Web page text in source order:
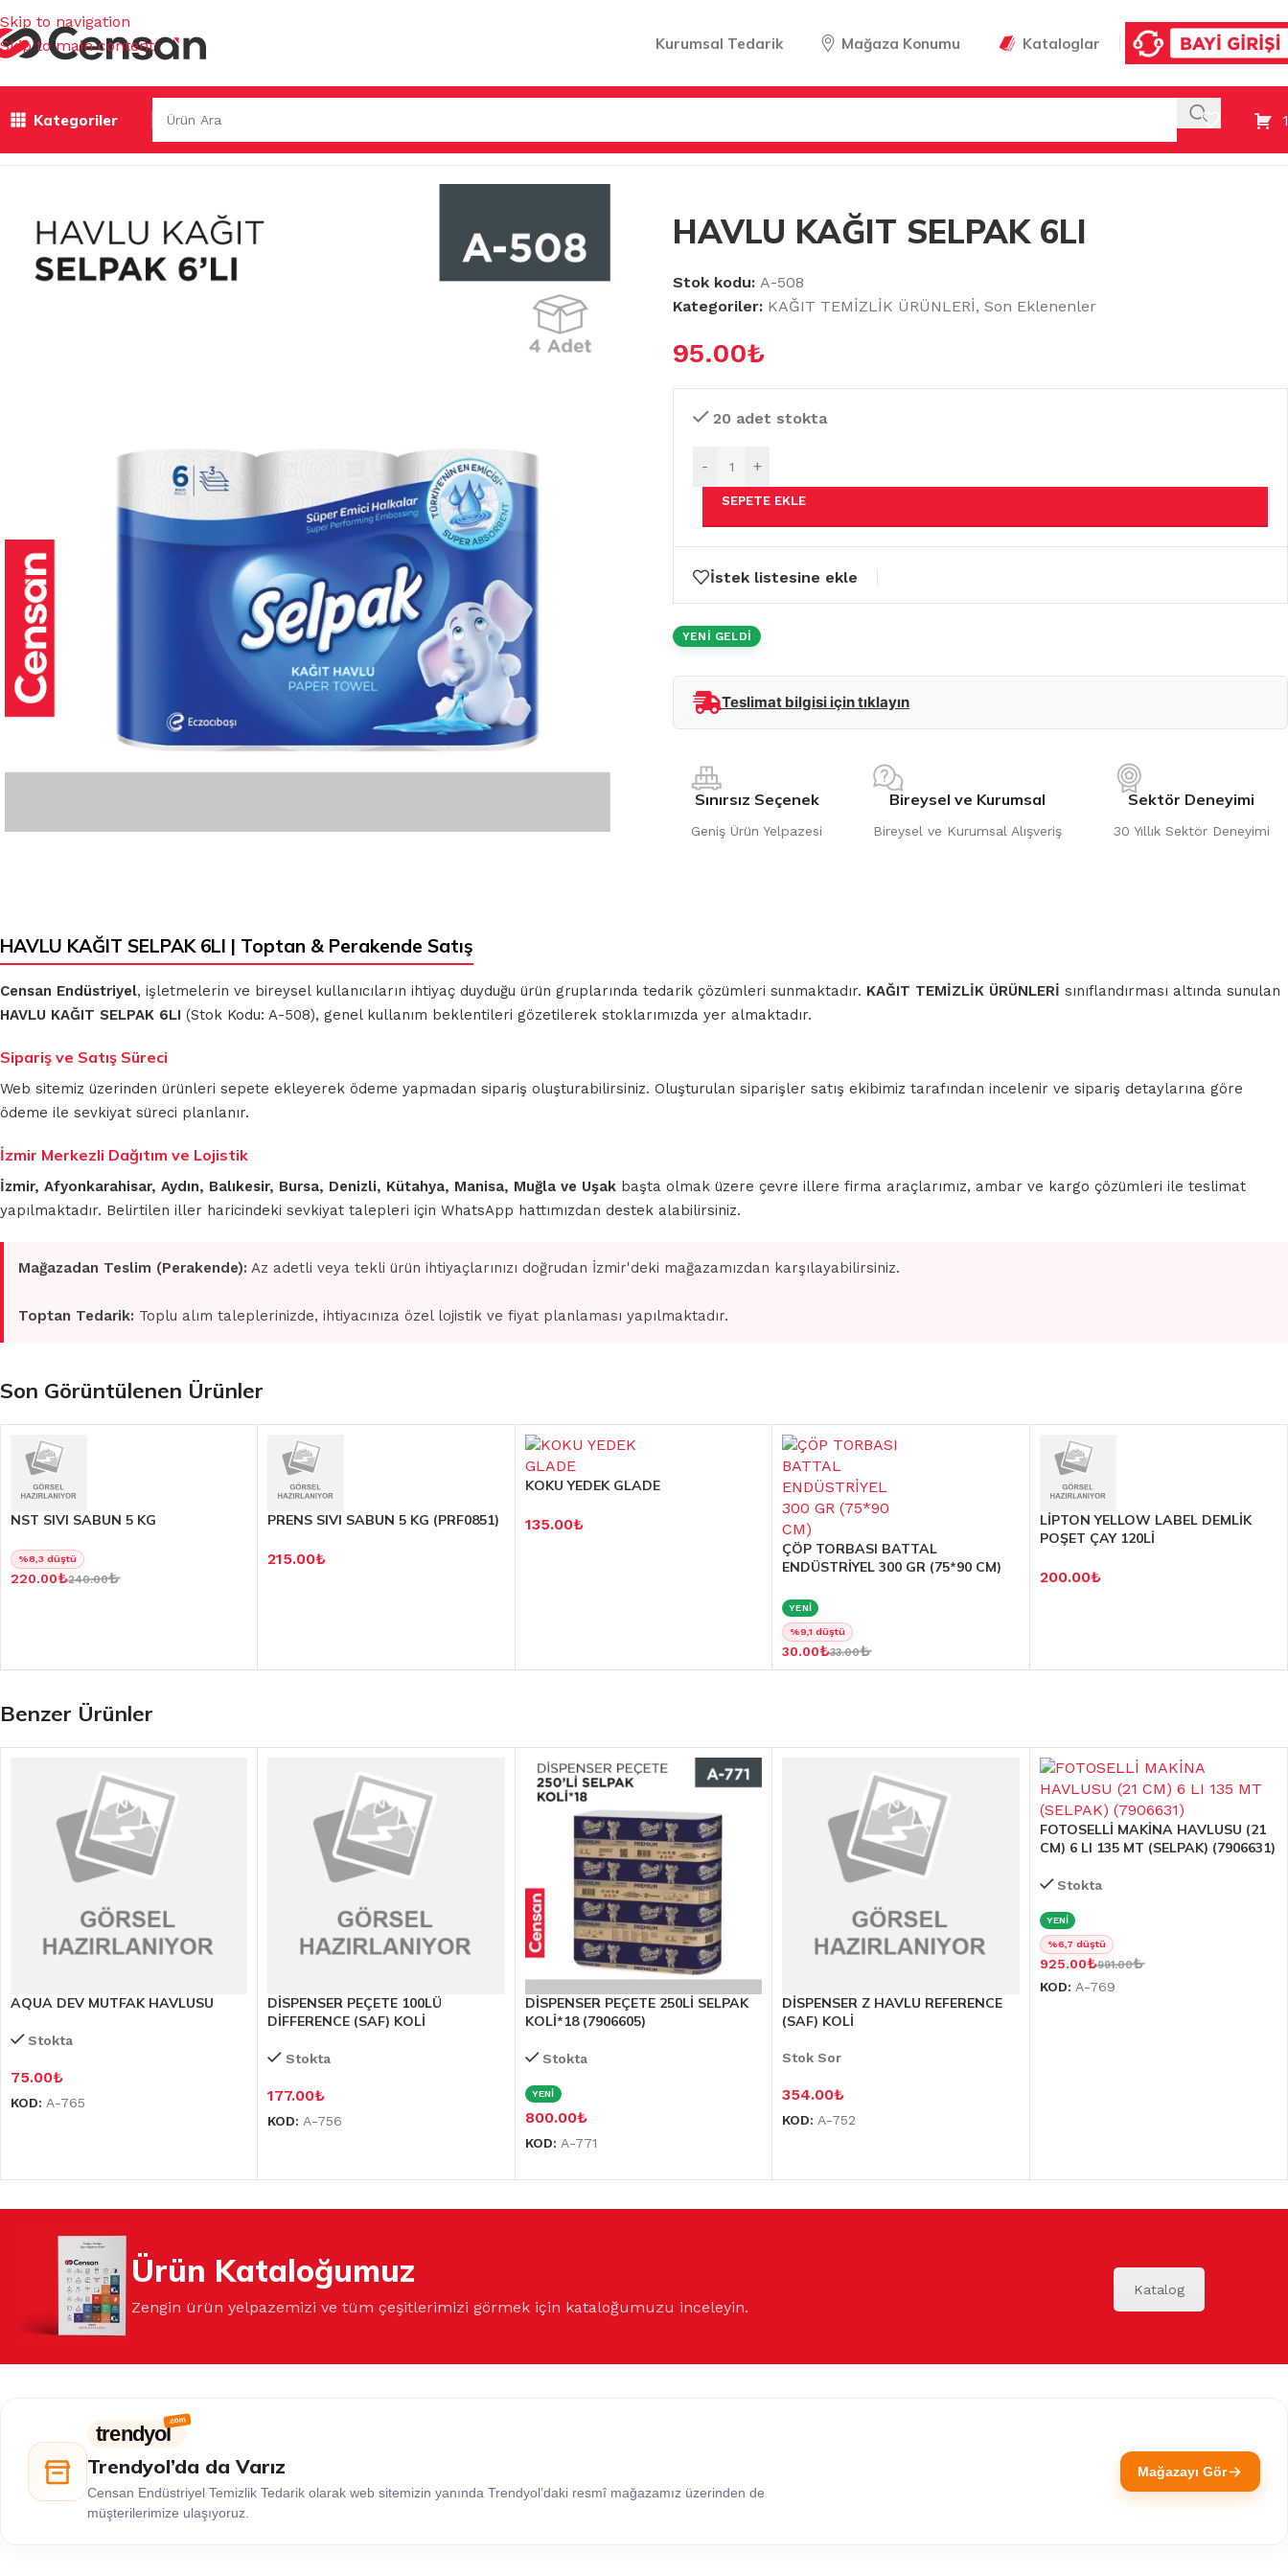
Skip to navigation
Skip to main content
Kurumsal Tedarik Mağaza Konumu Kataloglar
Kategoriler
KLASIK BEZLER
MUHTELİF
MİKROFİBER
GRUBU
KAĞIT TEMİZLİK ÜRÜNLERİ/HAVLU KAĞIT SELPAK 6LI
HAVLU KAĞIT SELPAK 6LI
Stok kodu: A-508
Kategoriler: KAĞIT TEMİZLİK ÜRÜNLERİ, Son Eklenenler
95.00₺
20 adet stokta
- +
SEPETE EKLE
İstek listesine ekle
YENİ GELDİ
Teslimat bilgisi için tıklayın
Sınırsız Seçenek
Geniş Ürün Yelpazesi
Bireysel ve Kurumsal
Bireysel ve Kurumsal Alışveriş
Sektör Deneyimi
30 Yıllık Sektör Deneyimi
HAVLU KAĞIT SELPAK 6LI | Toptan & Perakende Satış
Censan Endüstriyel, işletmelerin ve bireysel kullanıcıların ihtiyaç duyduğu ürün gruplarında tedarik çözümleri sunmaktadır. KAĞIT TEMİZLİK ÜRÜNLERİ sınıflandırması altında sunulan
HAVLU KAĞIT SELPAK 6LI (Stok Kodu: A-508), genel kullanım beklentileri gözetilerek stoklarımızda yer almaktadır.
Sipariş ve Satış Süreci
Web sitemiz üzerinden ürünleri sepete ekleyerek ödeme yapmadan sipariş oluşturabilirsiniz. Oluşturulan siparişler satış ekibimiz tarafından incelenir ve sipariş detaylarına göre
ödeme ile sevkiyat süreci planlanır.
İzmir Merkezli Dağıtım ve Lojistik
İzmir, Afyonkarahisar, Aydın, Balıkesir, Bursa, Denizli, Kütahya, Manisa, Muğla ve Uşak başta olmak üzere çevre illere firma araçlarımız, ambar ve kargo çözümleri ile teslimat
yapılmaktadır. Belirtilen iller haricindeki sevkiyat talepleri için WhatsApp hattımızdan destek alabilirsiniz.
Mağazadan Teslim (Perakende): Az adetli veya tekli ürün ihtiyaçlarınızı doğrudan İzmir'deki mağazamızdan karşılayabilirsiniz.
Toptan Tedarik: Toplu alım taleplerinizde, ihtiyacınıza özel lojistik ve fiyat planlaması yapılmaktadır.
Son Görüntülenen Ürünler
NST SIVI SABUN 5 KG
%8,3 düştü
220.00₺240.00₺
PRENS SIVI SABUN 5 KG (PRF0851)
215.00₺
KOKU YEDEK GLADE
135.00₺
ÇÖP TORBASI BATTAL
ENDÜSTRİYEL 300 GR (75*90 CM)
YENİ
%9,1 düştü
30.00₺33.00₺
LİPTON YELLOW LABEL DEMLİK
POŞET ÇAY 120Lİ
200.00₺
Benzer Ürünler
AQUA DEV MUTFAK HAVLUSU
Stokta
75.00₺
KOD: A-765
DİSPENSER PEÇETE 100LÜ
DİFFERENCE (SAF) KOLİ
Stokta
177.00₺
KOD:A-756
DİSPENSER PEÇETE 250Lİ SELPAK
KOLİ*18 (7906605)
Stokta
YENİ
800.00₺
KOD: A-771
DİSPENSER Z HAVLU REFERENCE
(SAF) KOLİ
Stok Sor
354.00₺
KOD:A-752
FOTOSELLİ MAKİNA HAVLUSU (21
CM) 6 LI 135 MT (SELPAK) (7906631)
Stokta
YENİ
%6,7 düştü
925.00₺991.00₺
KOD: A-769
Ürün Kataloğumuz
Zengin ürün yelpazemizi ve tüm çeşitlerimizi görmek için kataloğumuzu inceleyin.
Katalog
trendyol
Trendyol’da da Varız
Censan Endüstriyel Temizlik Tedarik olarak web sitemizin yanında Trendyol’daki resmî mağazamız üzerinden de
müşterilerimize ulaşıyoruz.
Mağazayı Gör